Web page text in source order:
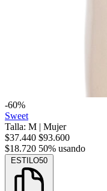
-60%
Sweet
Talla: M | Mujer
$37.440 $93.600
$18.720 50% usando
ESTILO50